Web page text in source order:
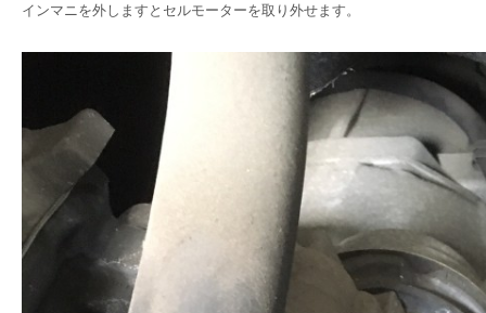
インマニを外しますとセルモーターを取り外せます。